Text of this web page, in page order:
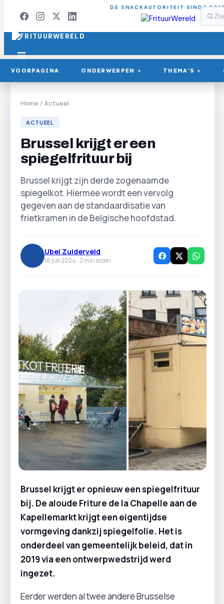
DE SNACKAUTORITEIT SINDS
VOORPAGINA ONDERWERPEN ▾ THEMA'S ▾
Home /Actueel
ACTUEEL
Brussel krijgt er een
spiegelfrituur bij
Brussel krijgt zijn derde zogenaamde
spiegelkot. Hiermee wordt een vervolg
gegeven aan de standaardisatie van
frietkramen in de Belgische hoofdstad.
Ubel Zuiderveld
18 juli 2024 ·2 min lezen
Brussel krijgt er opnieuw een spiegelfrituur
bij. De aloude Friture de la Chapelle aan de
Kapellemarkt krijgt een eigentijdse
vormgeving dankzij spiegelfolie. Het is
onderdeel van gemeentelijk beleid, dat in
2019 via een ontwerpwedstrijd werd
ingezet.
Eerder werden al twee andere Brusselse